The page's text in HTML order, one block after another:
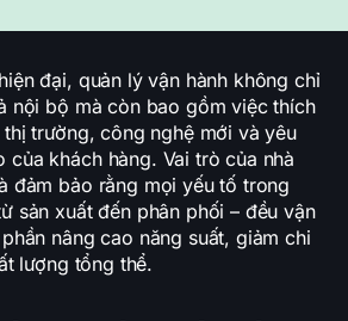
đại, quản lý vận hành không chỉ
nội bộ mà còn bao gồm việc thích
trường, công nghệ mới và yêu
của khách hàng. Vai trò của nhà
đảm bảo rằng mọi yếu tố trong
sản xuất đến phân phối – đều vận
nâng cao năng suất, giảm chi
lượng tổng thể.